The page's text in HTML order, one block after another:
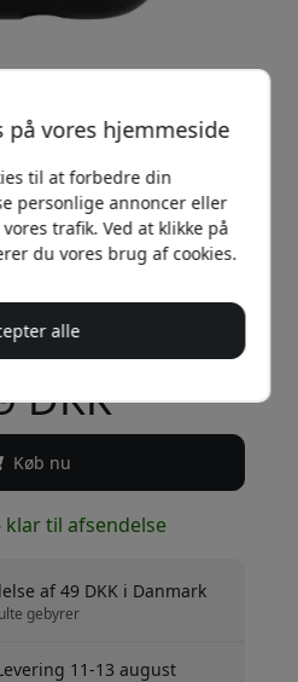
pris
DKK
Køb nu
klar til afsendelse
af 49 DKK i Danmark
gebyrer
11-13 august
på vores hjemmeside
til at forbedre din
personlige annoncer eller
trafik. Ved at klikke på
du vores brug af cookies.
alle